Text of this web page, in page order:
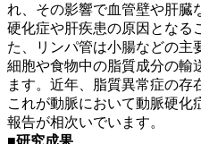
れ、その影響で血管壁や肝臓
硬化症や肝疾患の原因となる
た、リンパ管は小腸などの主
細胞や食物中の脂質成分の輸
ます。近年、脂質異常症の存
これが動脈において動脈硬化
報告が相次いでいます。
■研究成果